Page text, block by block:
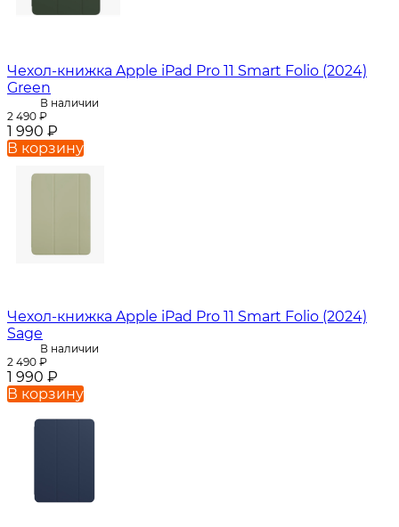
Чехол-книжка Apple iPad Pro 11 Smart Folio (2024)
Green
В наличии
2 490 ₽
1 990 ₽
В корзину
Чехол-книжка Apple iPad Pro 11 Smart Folio (2024)
Sage
В наличии
2 490 ₽
1 990 ₽
В корзину